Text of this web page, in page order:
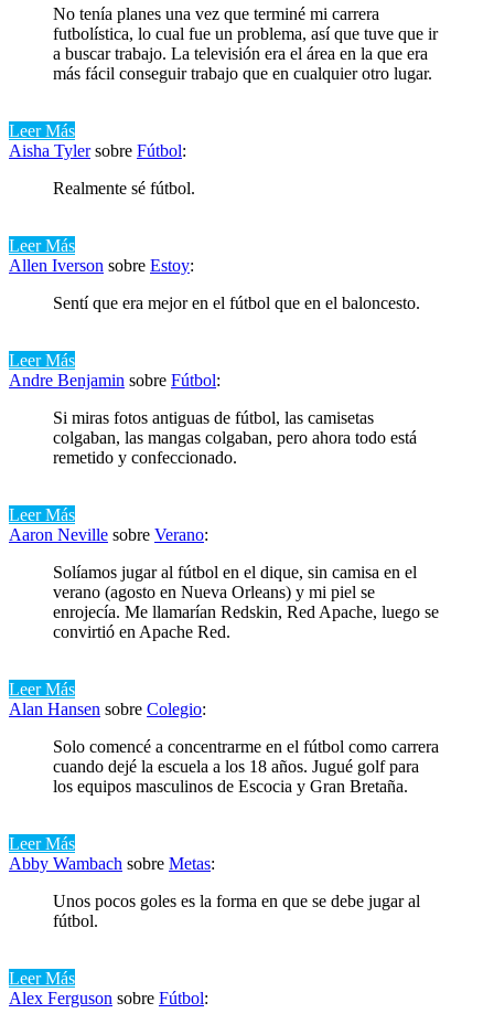
No tenía planes una vez que terminé mi carrera
futbolística, lo cual fue un problema, así que tuve que ir
a buscar trabajo. La televisión era el área en la que era
más fácil conseguir trabajo que en cualquier otro lugar.
Leer Más
Aisha Tylersobre Fútbol:
Realmente sé fútbol.
Leer Más
Allen Iverson sobre Estoy:
Sentí que era mejor en el fútbol que en el baloncesto.
Leer Más
Andre Benjamin sobre Fútbol:
Si miras fotos antiguas de fútbol, ​​las camisetas
colgaban, las mangas colgaban, pero ahora todo está
remetido y confeccionado.
Leer Más
Aaron Neville sobre Verano:
Solíamos jugar al fútbol en el dique, sin camisa en el
verano (agosto en Nueva Orleans) y mi piel se
enrojecía. Me llamarían Redskin, Red Apache, luego se
convirtió en Apache Red.
Leer Más
Alan Hansen sobre Colegio:
Solo comencé a concentrarme en el fútbol como carrera
cuando dejé la escuela a los 18 años. Jugué golf para
los equipos masculinos de Escocia y Gran Bretaña.
Leer Más
Abby Wambach sobre Metas:
Unos pocos goles es la forma en que se debe jugar al
fútbol.
Leer Más
Alex Ferguson sobre Fútbol: